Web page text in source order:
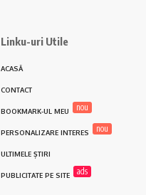
Linku-uri Utile
ACASĂ
CONTACT
BOOKMARK-UL MEU nou
PERSONALIZARE INTERES nou
ULTIMELE ȘTIRI
PUBLICITATE PE SITE ads